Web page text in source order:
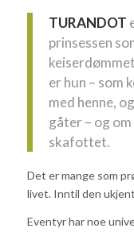
TURANDOT
prinsessen
er hun – som
med henne,
gåter – og
skafottet.
Det er mange som
livet. Inntil den
Eventyr har noe